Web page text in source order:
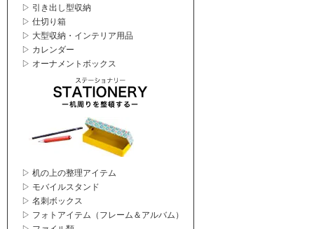
▷ 引き出し型収納
▷ 仕切り箱
▷ 大型収納・インテリア用品
▷ カレンダー
▷ オーナメントボックス
▷ 机の上の整理アイテム
▷ モバイルスタンド
▷ 名刺ボックス
▷ フォトアイテム（フレーム＆アルバム）